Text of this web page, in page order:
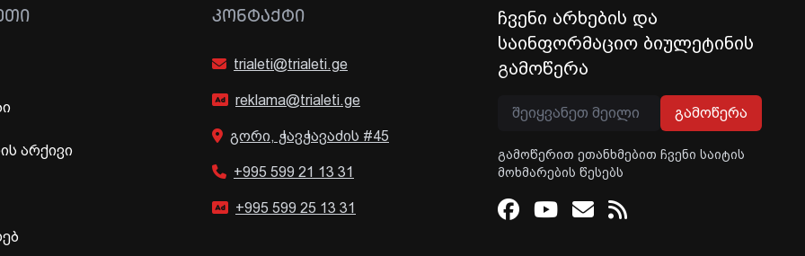
არქივი
ᲙᲝᲜᲢᲐᲥᲢᲘ
trialeti@trialeti.ge
reklama@trialeti.ge
გორი, ჭავჭავაძის #45
+995 599 21 13 31
+995 599 25 13 31
ჩვენი არხების და
საინფორმაციო ბიულეტინის
გამოწერა
გამოწერა
გამოწერით ეთანხმებით ჩვენი საიტის
მოხმარების წესებს
Facebook
Youtube
Email
RSS